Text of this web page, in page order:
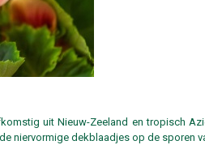
uit Nieuw-Zeeland en tropisch
niervormige dekblaadjes op de sporen